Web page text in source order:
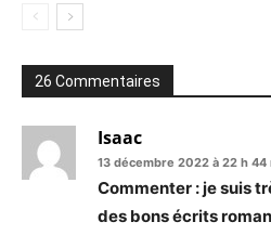
26 Commentaires
Isaac
13 décembre 2022 à 22 h 44
Commenter : je suis
des bons écrits